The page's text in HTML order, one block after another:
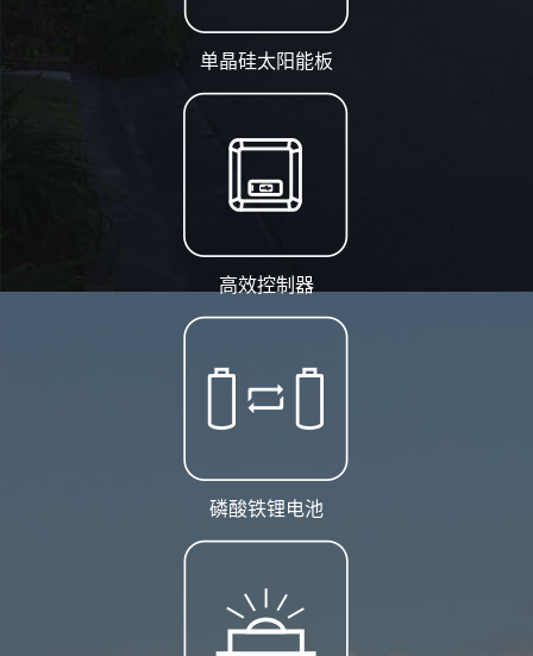
单晶硅太阳能板
高效控制器
磷酸铁锂电池